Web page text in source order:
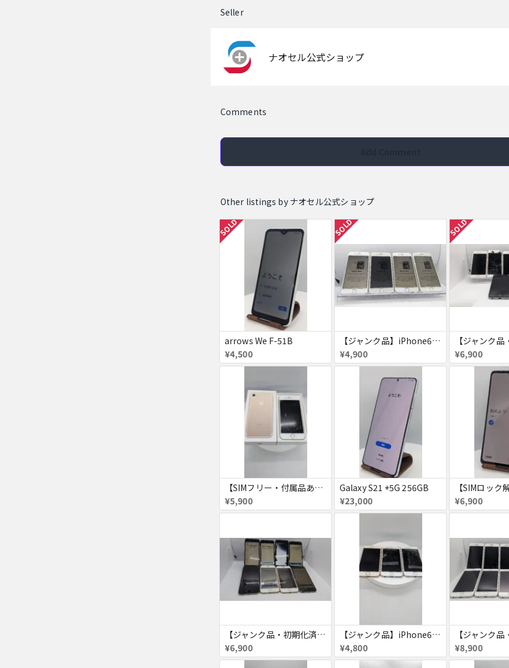
Seller
ナオセル公式ショップ
Comments
Other listings by ナオセル公式ショップ
SOLD
arrows We F-51B
¥4,500
SOLD
【ジャンク品】iPhone6s ４台セット
¥4,900
SOLD
¥6,900
【SIMフリー・付属品あり】iPhone 7 128GB
¥5,900
Galaxy S21 +5G 256GB
¥23,000
¥6,900
【ジャンク品・初期化済】iPhone6 8台セット
¥6,900
【ジャンク品】iPhone6s ３台セット
¥4,800
¥8,900